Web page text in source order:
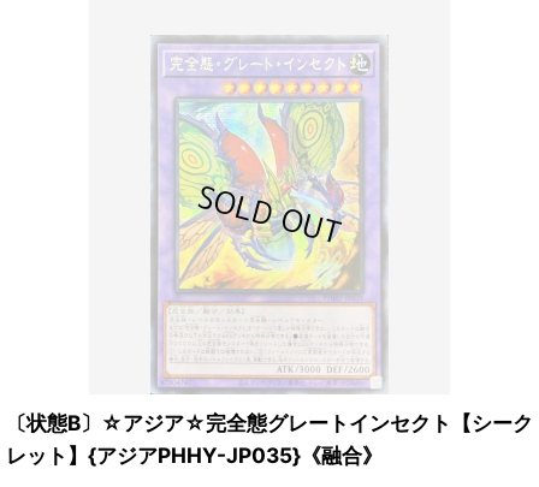
〔状態B〕☆アジア☆完全態グレートインセクト【シーク
レット】{アジアPHHY-JP035}《融合》